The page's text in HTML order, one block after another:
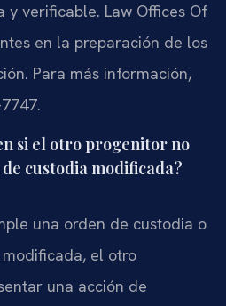
y verificable. Law Offices Of
en la preparación de los
Para más información,
si el otro progenitor no
custodia modificada?
una orden de custodia o
el otro
una acción de